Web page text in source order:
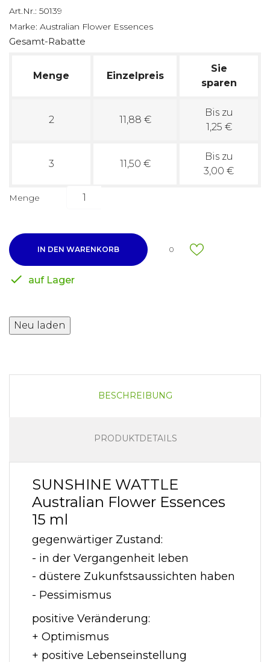
Art.Nr.: 50139
Marke: Australian Flower Essences
Gesamt-Rabatte
Menge Einzelpreis
Sie
sparen
2 11,88 €
Bis zu
1,25 €
3 11,50 €
Bis zu
3,00 €
Menge
IN DEN WARENKORB 0
 auf Lager
BESCHREIBUNG
PRODUKTDETAILS
SUNSHINE WATTLE
Australian Flower Essences
15 ml
gegenwärtiger Zustand:
- in der Vergangenheit leben
- düstere Zukunfstsaussichten haben
- Pessimismus
positive Veränderung:
+ Optimismus
+ positive Lebenseinstellung